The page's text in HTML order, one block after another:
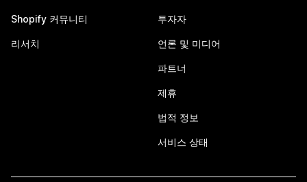
Shopify 커뮤니티
리서치
투자자
언론 및 미디어
파트너
제휴
법적 정보
서비스 상태